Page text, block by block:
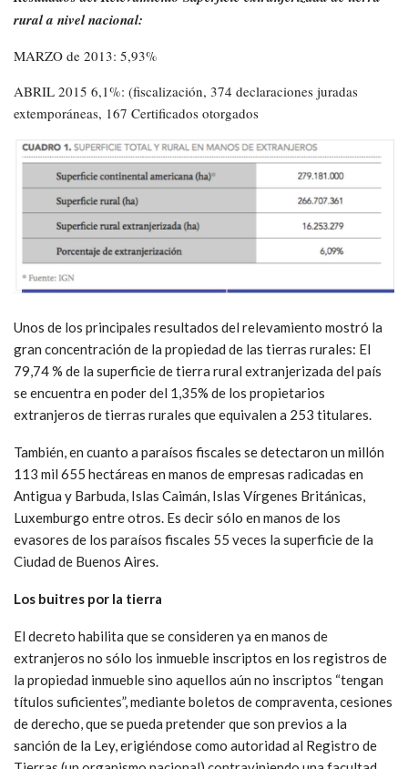
rural a nivel nacional:
MARZO de 2013: 5,93%
ABRIL 2015 6,1%: (fiscalización, 374 declaraciones juradas
extemporáneas, 167 Certificados otorgados
Unos de los principales resultados del relevamiento mostró la
gran concentración de la propiedad de las tierras rurales: El
79,74 % de la superficie de tierra rural extranjerizada del país
se encuentra en poder del 1,35% de los propietarios
extranjeros de tierras rurales que equivalen a 253 titulares.
También, en cuanto a paraísos fiscales se detectaron un millón
113 mil 655 hectáreas en manos de empresas radicadas en
Antigua y Barbuda, Islas Caimán, Islas Vírgenes Británicas,
Luxemburgo entre otros. Es decir sólo en manos de los
evasores de los paraísos fiscales 55 veces la superficie de la
Ciudad de Buenos Aires.
Los buitres por la tierra
El decreto habilita que se consideren ya en manos de
extranjeros no sólo los inmueble inscriptos en los registros de
la propiedad inmueble sino aquellos aún no inscriptos “tengan
títulos suficientes”, mediante boletos de compraventa, cesiones
de derecho, que se pueda pretender que son previos a la
sanción de la Ley, erigiéndose como autoridad al Registro de